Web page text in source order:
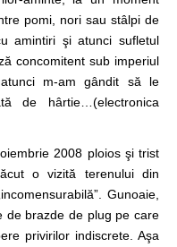
pomi, nori sau stâlpi de
amintiri şi atunci sufletul
concomitent sub imperiul
m-am gândit să le
de hârtie…(electronica
2008 ploios şi trist
o vizită terenului din
Gunoaie,
de brazde de plug pe care
privirilor indiscrete. Aşa